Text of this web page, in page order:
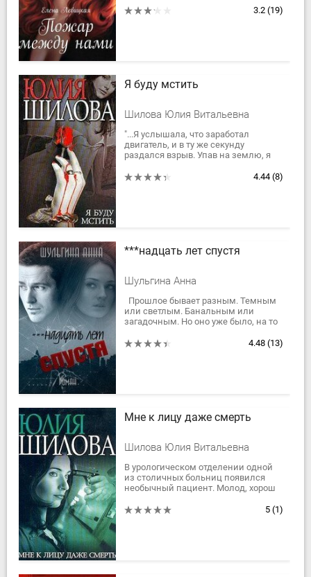
романа лежит интригующий
3.2 (19)
Я буду мстить
Шилова Юлия Витальевна
"...Я услышала, что заработал
двигатель, и в ту же секунду
раздался взрыв. Упав на землю, я
ушах. Мне не...
4.44 (8)
***надцать лет спустя
Шульгина Анна
Прошлое бывает разным. Темным
или светлым. Банальным или
загадочным. Но оно уже было, на то
вернулось спустя полтора десятка
4.48 (13)
Мне к лицу даже смерть
Шилова Юлия Витальевна
В урологическом отделении одной
из столичных больниц появился
необычный пациент. Молод, хорош
шептались...
5 (1)